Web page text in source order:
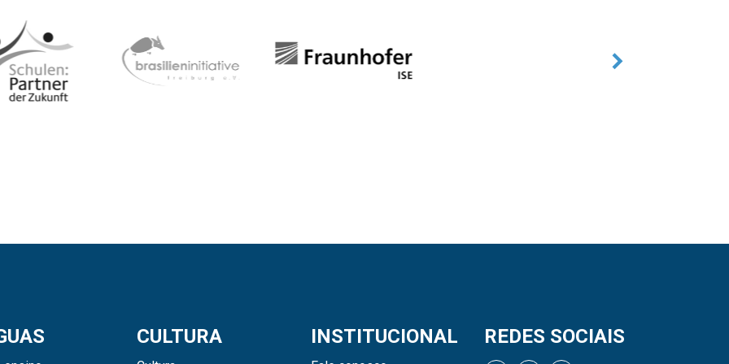
CULTURA INSTITUCIONAL REDES SOCIAIS